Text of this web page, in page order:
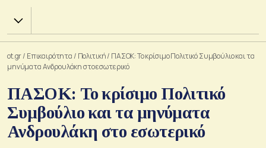
Χ.Α.
ot.gr/ Επικαιρότητα / Πολιτική/ ΠΑΣΟΚ: Το κρίσιμο Πολιτικό Συμβούλιο και τα
μηνύματα Ανδρουλάκη στο εσωτερικό
ΠΑΣΟΚ: Το κρίσιμο Πολιτικό
Συμβούλιο και τα μηνύματα
Ανδρουλάκη στο εσωτερικό